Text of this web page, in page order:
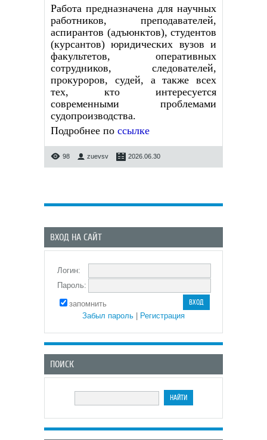
Работа предназначена для научных
работников, преподавателей,
аспирантов (адъюнктов), студентов
(курсантов) юридических вузов и
факультетов, оперативных
сотрудников, следователей,
прокуроров, судей, а также всех
тех, кто интересуется
современными проблемами
судопроизводства.
Подробнее по ссылке
98 zuevsv 2026.06.30
ВХОД НА САЙТ
Логин:
Пароль:
запомнить
Забыл пароль
Регистрация
ПОИСК